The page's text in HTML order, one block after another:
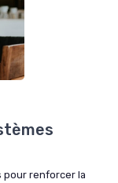
pour renforcer la